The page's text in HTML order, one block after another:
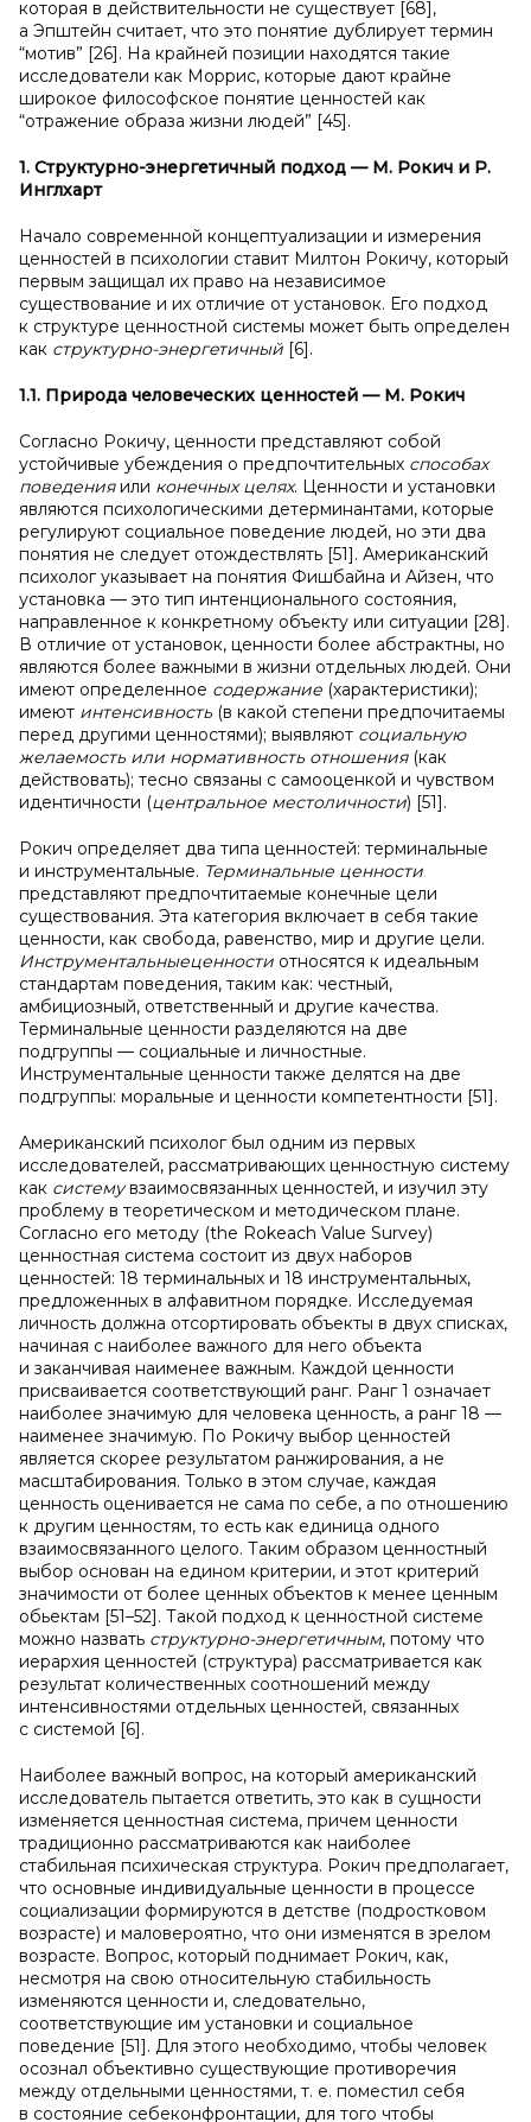
которая в действительности не существует [68],
а Эпштейн считает, что это понятие дублирует термин
“мотив” [26]. На крайней позиции находятся такие
исследователи как Моррис, которые дают крайне
широкое философское понятие ценностей как
“отражение образа жизни людей” [45].
1. Структурно-энергeтичный подход — М. Рокич и Р.
Инглхарт
Начало современной концептуализации и измерения
ценностей в психологии ставит Милтон Рокичу, который
первым защищал их право на независимое
существование и их отличие от установок. Его подход
к структуре ценностной системы может быть определен
как структурно-энергeтичный [6].
1.1. Природа человеческих ценностей — М. Рокич
Согласно Рокичу, ценности представляют собой
устойчивые убеждения о предпочтительных способах
поведенияили конечных целях. Ценности и установки
являются психологическими детерминантами, которые
регулируют социальное поведение людей, но эти два
понятия не следует отождествлять [51]. Американский
психолог указывает на понятия Фишбайна и Айзен, что
установка — это тип интенционального состояния,
направленное к конкретному объекту или ситуации [28].
В отличие от установок, ценности более абстрактны, но
являются более важными в жизни отдельных людей. Они
имеют определенное содержание (характеристики);
имеют интенсивность (в какой степени предпочитаемы
перед другими ценностями); выявляют социальную
желаемость или нормативность отношения(как
действовать); тесно связаны с самооценкой и чувством
идентичности (центральное местоличности) [51].
Рокич определяет два типа ценностей: терминальные
и инструментальные. Терминальные ценности
представляют предпочтитаемые конечные цели
существования. Эта категория включает в себя такие
ценности, как свобода, равенство, мир и другие цели.
Инструментальныеценности относятся к идеальным
стандартам поведения, таким как: честный,
амбициозный, ответственный и другие качества.
Терминальные ценности разделяются на две
подгруппы — социальные и личностные.
Инструментальные ценности также делятся на две
подгруппы: моральные и ценности компетентности [51].
Американский психолог был одним из первых
исследователей, рассматривающих ценностную систему
как системувзаимосвязанных ценностей, и изучил эту
проблему в теоретическом и методическом плане.
Согласно его методу (the Rokeach Value Survey)
ценностная система состоит из двух наборов
ценностей: 18 терминальных и 18 инструментальных,
предложенных в алфавитном порядке. Исследуемая
личность должна отсортировать объекты в двух списках,
начиная с наиболее важного для него объекта
и заканчивая наименее важным. Каждой ценности
присваивается соответствующий ранг. Ранг 1 означает
наиболее значимую для человека ценность, а ранг 18 —
наименее значимую. По Рокичу выбор ценностей
является скорее результатом ранжирования, а не
масштабирования. Только в этом случае, каждая
ценность оценивается не сама по себе, а по отношению
к другим ценностям, то есть как единица одного
взаимосвязанного целого. Таким образом ценностный
выбор основан на едином критерии, и этот критерий
значимости от более ценных объектов к менее ценным
обьектам [51–52]. Такой подход к ценностной системе
можно назвать структурно-энергeтичным, потому что
иерархия ценностей (структура) рассматривается как
результат количественных соотношений между
интенсивностями отдельных ценностей, связанных
с системой [6].
Наиболее важный вопрос, на который американский
исследователь пытается ответить, это как в сущности
изменяется ценностная система, причем ценности
традиционно рассматриваются как наиболее
стабильная психическая структура. Рокич предполагает,
что основные индивидуальные ценности в процессе
социализации формируются в детстве (подростковом
возрасте) и маловероятно, что они изменятся в зрелом
возрасте. Вопрос, который поднимает Рокич, как,
несмотря на свою относительную стабильность
изменяются ценности и, следовательно,
соответствующие им установки и социальное
поведение [51]. Для этого необходимо, чтобы человек
осознал объективно существующие противоречия
между отдельными ценностями, т. е. поместил себя
в состояние себеконфронтации, для того чтобы